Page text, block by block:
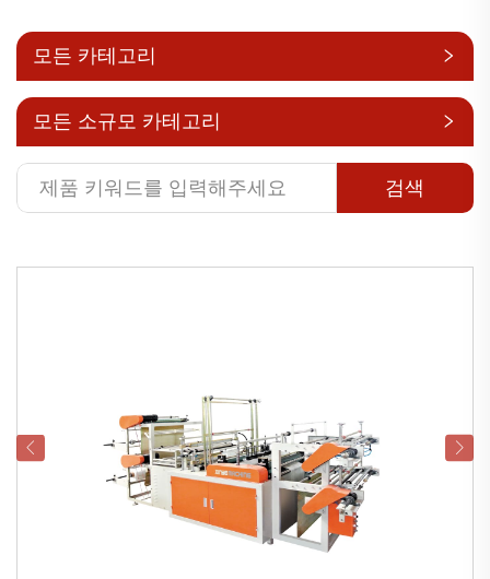
모든 카테고리
모든 소규모 카테고리
검색